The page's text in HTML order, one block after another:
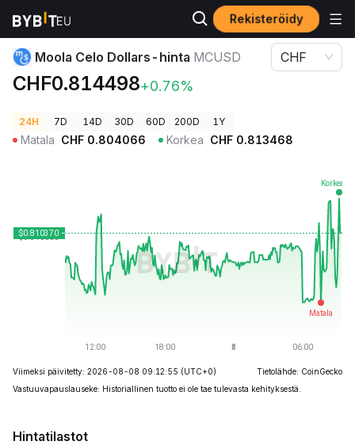
Rekisteröidy
Kryptohinnat Moola Celo Dollars-hinta MCUSD
Moola Celo Dollars-hinta MCUSD
CHF0.814498+0.76%
CHF
24H 7D 14D 30D 60D 200D 1Y
Matala CHF 0.804066 Korkea CHF 0.813468
Viimeksi päivitetty: 2026-08-08 09:12:55 (UTC+0)
Tietolähde: CoinGecko
Vastuuvapauslauseke: Historiallinen tuotto ei ole tae tulevasta kehityksestä.
Hintatilastot